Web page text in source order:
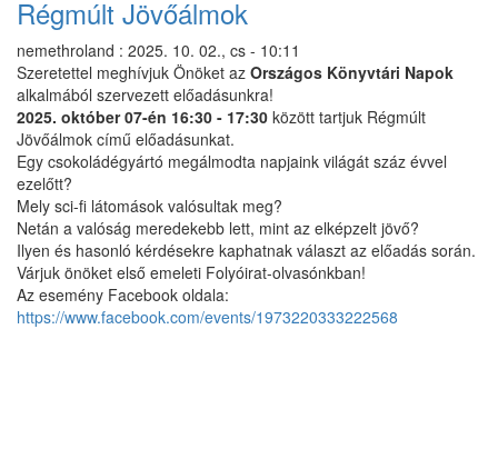
-
olvasó
találkozó
Budai
Lottival)
Régmúlt Jövőálmok
nemethroland : 2025. 10. 02., cs - 10:11
Szeretettel meghívjuk Önöket az Országos Könyvtári Napok
alkalmából szervezett előadásunkra!
2025. október 07-én 16:30 - 17:30 között tartjuk Régmúlt
Jövőálmok című előadásunkat.
Egy csokoládégyártó megálmodta napjaink világát száz évvel
ezelőtt?
Mely sci-fi látomások valósultak meg?
Netán a valóság meredekebb lett, mint az elképzelt jövő?
Ilyen és hasonló kérdésekre kaphatnak választ az előadás során.
Várjuk önöket első emeleti Folyóirat-olvasónkban!
Az esemény Facebook oldala:
https://www.facebook.com/events/1973220333222568